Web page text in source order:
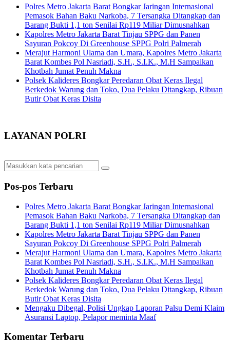
Polres Metro Jakarta Barat Bongkar Jaringan Internasional
Pemasok Bahan Baku Narkoba, 7 Tersangka Ditangkap dan
Barang Bukti 1,1 ton Senilai Rp119 Miliar Dimusnahkan
Kapolres Metro Jakarta Barat Tinjau SPPG dan Panen
Sayuran Pokcoy Di Greenhouse SPPG Polri Palmerah
Merajut Harmoni Ulama dan Umara, Kapolres Metro Jakarta
Barat Kombes Pol Nasriadi, S.H., S.I.K., M.H Sampaikan
Khotbah Jumat Penuh Makna
Polsek Kalideres Bongkar Peredaran Obat Keras Ilegal
Berkedok Warung dan Toko, Dua Pelaku Ditangkap, Ribuan
Butir Obat Keras Disita
LAYANAN POLRI
Pos-pos Terbaru
Polres Metro Jakarta Barat Bongkar Jaringan Internasional
Pemasok Bahan Baku Narkoba, 7 Tersangka Ditangkap dan
Barang Bukti 1,1 ton Senilai Rp119 Miliar Dimusnahkan
Kapolres Metro Jakarta Barat Tinjau SPPG dan Panen
Sayuran Pokcoy Di Greenhouse SPPG Polri Palmerah
Merajut Harmoni Ulama dan Umara, Kapolres Metro Jakarta
Barat Kombes Pol Nasriadi, S.H., S.I.K., M.H Sampaikan
Khotbah Jumat Penuh Makna
Polsek Kalideres Bongkar Peredaran Obat Keras Ilegal
Berkedok Warung dan Toko, Dua Pelaku Ditangkap, Ribuan
Butir Obat Keras Disita
Mengaku Dibegal, Polisi Ungkap Laporan Palsu Demi Klaim
Asuransi Laptop, Pelapor meminta Maaf
Komentar Terbaru